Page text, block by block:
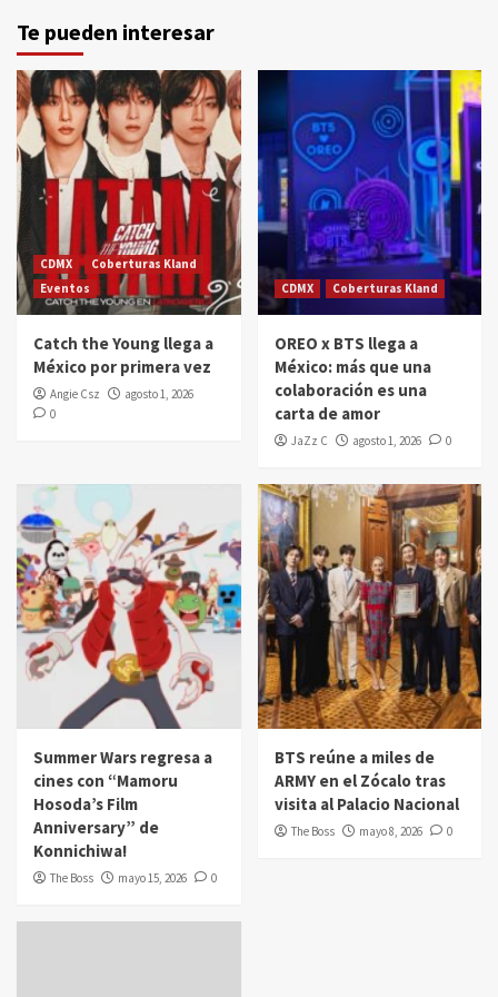
Te pueden interesar
CDMX
Coberturas Kland
Eventos
Catch the Young llega a
México por primera vez
Angie Csz
agosto 1, 2026
0
CDMX Coberturas Kland
OREO x BTS llega a
México: más que una
colaboración es una
carta de amor
JaZz C agosto 1, 2026 0
Summer Wars regresa a
cines con “Mamoru
Hosoda’s Film
Anniversary” de
Konnichiwa!
The Boss mayo 15, 2026 0
BTS reúne a miles de
ARMY en el Zócalo tras
visita al Palacio Nacional
The Boss mayo 8, 2026 0